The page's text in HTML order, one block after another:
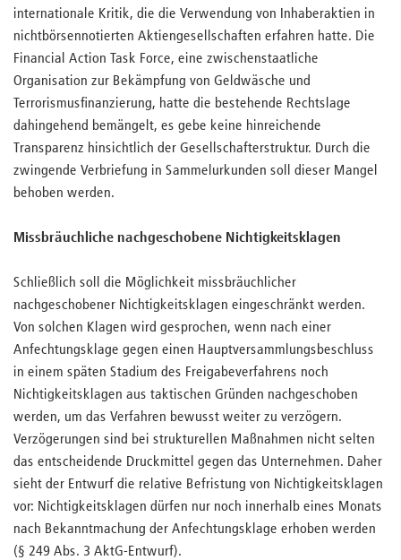
internationale Kritik, die die Verwendung von Inhaberaktien in
nichtbörsennotierten Aktiengesellschaften erfahren hatte. Die
Financial Action Task Force, eine zwischenstaatliche
Organisation zur Bekämpfung von Geldwäsche und
Terrorismusfinanzierung, hatte die bestehende Rechtslage
dahingehend bemängelt, es gebe keine hinreichende
Transparenz hinsichtlich der Gesellschafterstruktur. Durch die
zwingende Verbriefung in Sammelurkunden soll dieser Mangel
behoben werden.
Missbräuchliche nachgeschobene Nichtigkeitsklagen
Schließlich soll die Möglichkeit missbräuchlicher
nachgeschobener Nichtigkeitsklagen eingeschränkt werden.
Von solchen Klagen wird gesprochen, wenn nach einer
Anfechtungsklage gegen einen Hauptversammlungsbeschluss
in einem späten Stadium des Freigabeverfahrens noch
Nichtigkeitsklagen aus taktischen Gründen nachgeschoben
werden, um das Verfahren bewusst weiter zu verzögern.
Verzögerungen sind bei strukturellen Maßnahmen nicht selten
das entscheidende Druckmittel gegen das Unternehmen. Daher
sieht der Entwurf die relative Befristung von Nichtigkeitsklagen
vor: Nichtigkeitsklagen dürfen nur noch innerhalb eines Monats
nach Bekanntmachung der Anfechtungsklage erhoben werden
(§ 249 Abs. 3 AktG-Entwurf).